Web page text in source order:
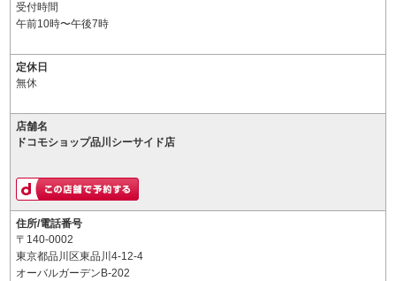
受付時間
午前10時〜午後7時
定休日
無休
店舗名
ドコモショップ品川シーサイド店
住所/電話番号
〒140-0002
東京都品川区東品川4-12-4
オーバルガーデンB-202